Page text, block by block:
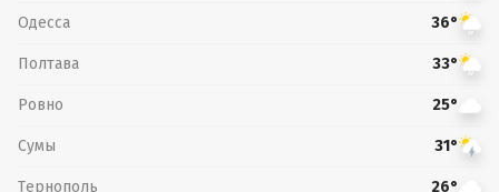
Одесса 36°
Полтава 33°
Ровно 25°
Сумы 31°
Тернополь 26°